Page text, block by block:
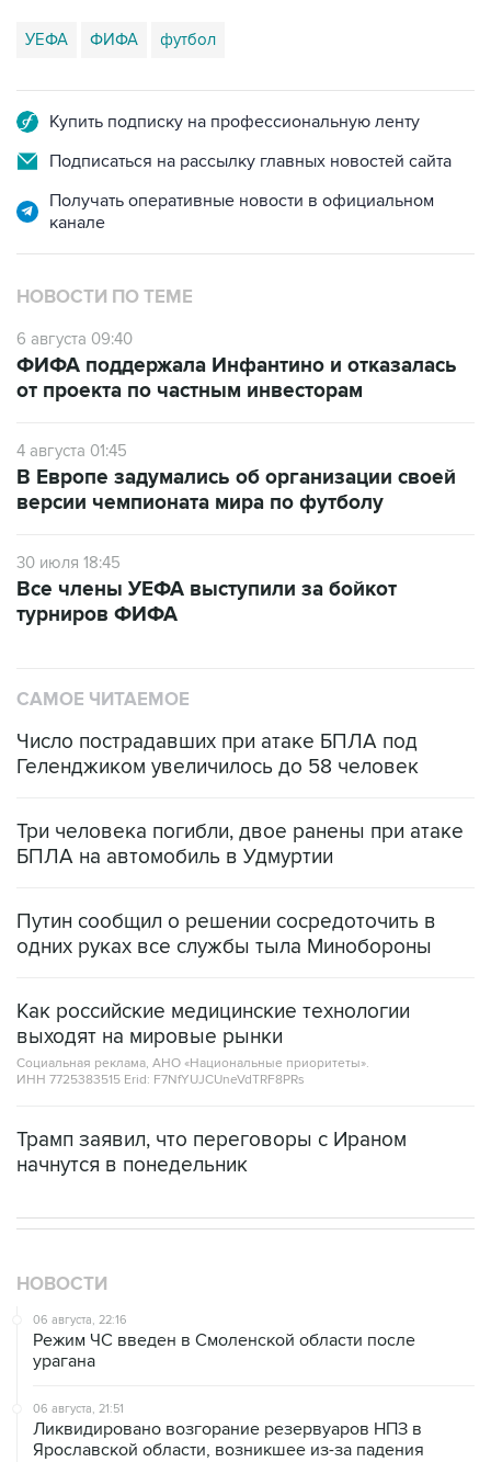
УЕФА ФИФА футбол
Купить подписку на профессиональную ленту
Подписаться на рассылку главных новостей сайта
Получать оперативные новости в официальном
канале
НОВОСТИ ПО ТЕМЕ
6 августа 09:40
ФИФА поддержала Инфантино и отказалась
от проекта по частным инвесторам
4 августа 01:45
В Европе задумались об организации своей
версии чемпионата мира по футболу
30 июля 18:45
Все члены УЕФА выступили за бойкот
турниров ФИФА
САМОЕ ЧИТАЕМОЕ
Число пострадавших при атаке БПЛА под
Геленджиком увеличилось до 58 человек
Три человека погибли, двое ранены при атаке
БПЛА на автомобиль в Удмуртии
Путин сообщил о решении сосредоточить в
одних руках все службы тыла Минобороны
Как российские медицинские технологии
выходят на мировые рынки
Социальная реклама, АНО «Национальные приоритеты».
ИНН 7725383515 Erid: F7NfYUJCUneVdTRF8PRs
Трамп заявил, что переговоры с Ираном
начнутся в понедельник
НОВОСТИ
06 августа, 22:16
Режим ЧС введен в Смоленской области после
урагана
06 августа, 21:51
Ликвидировано возгорание резервуаров НПЗ в
Ярославской области, возникшее из-за падения